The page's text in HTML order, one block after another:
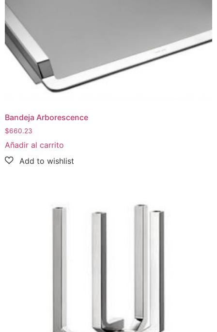
Bandeja Arborescence
$660.23
Añadir al carrito